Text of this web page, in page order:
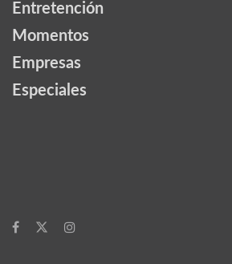
Entretención
Momentos
Empresas
Especiales